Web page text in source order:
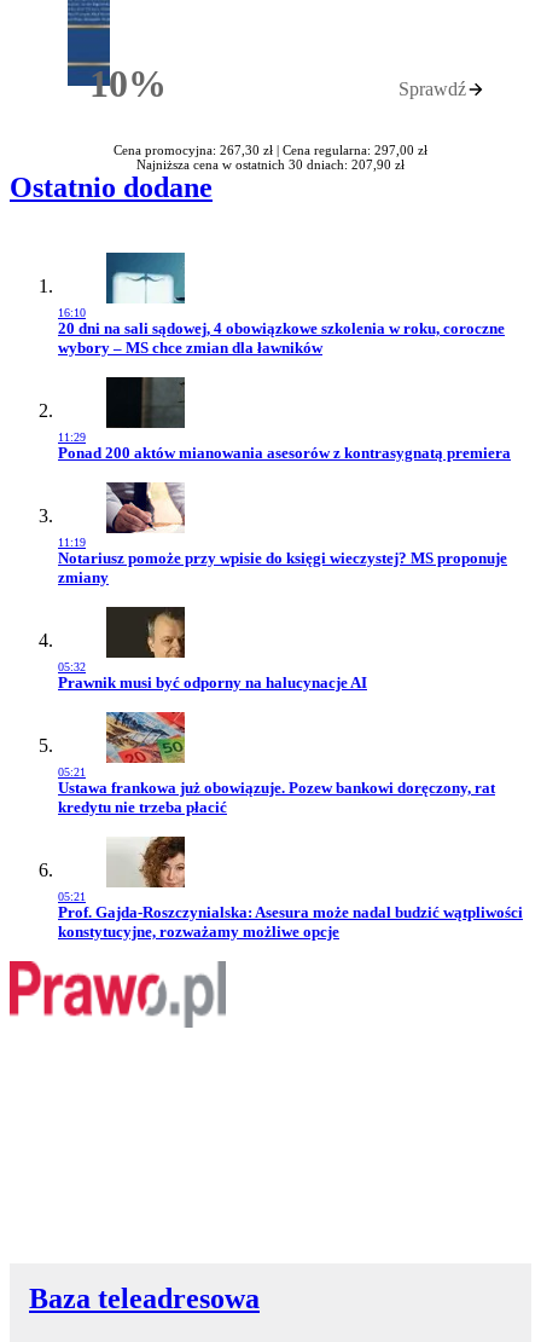
10%Rabatu Sprawdź
Cena promocyjna: 267,30 zł | Cena regularna: 297,00 zł
Najniższa cena w ostatnich 30 dniach: 207,90 zł
Ostatnio dodane
16:10
Przejdź do artykułu:
20 dni na sali sądowej, 4 obowiązkowe szkolenia w roku, coroczne
wybory – MS chce zmian dla ławników
11:29
Przejdź do artykułu:
Ponad 200 aktów mianowania asesorów z kontrasygnatą premiera
11:19
Przejdź do artykułu:
Notariusz pomoże przy wpisie do księgi wieczystej? MS proponuje
zmiany
05:32
Przejdź do artykułu:
Prawnik musi być odporny na halucynacje AI
05:21
Przejdź do artykułu:
Ustawa frankowa już obowiązuje. Pozew bankowi doręczony, rat
kredytu nie trzeba płacić
05:21
Przejdź do artykułu:
Prof. Gajda-Roszczynialska: Asesura może nadal budzić wątpliwości
konstytucyjne, rozważamy możliwe opcje
Baza teleadresowa